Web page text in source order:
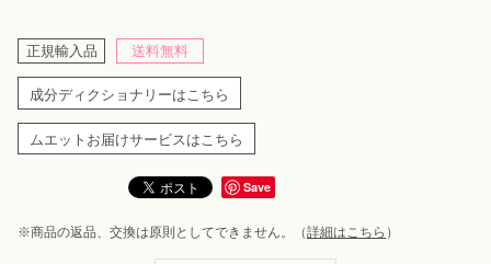
正規輸入品 送料無料
成分ディクショナリーはこちら
ムエットお届けサービスはこちら
Save
※商品の返品、交換は原則としてできません。（詳細はこちら ）